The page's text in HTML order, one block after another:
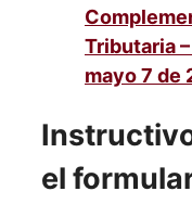
Tributaria
mayo 7 de
el